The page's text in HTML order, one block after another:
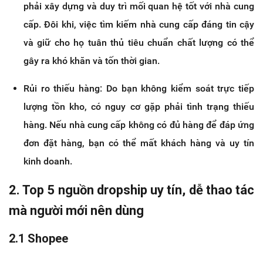
phải xây dựng và duy trì mối quan hệ tốt với nhà cung
cấp. Đôi khi, việc tìm kiếm nhà cung cấp đáng tin cậy
và giữ cho họ tuân thủ tiêu chuẩn chất lượng có thể
gây ra khó khăn và tốn thời gian.
Rủi ro thiếu hàng: Do bạn không kiểm soát trực tiếp
lượng tồn kho, có nguy cơ gặp phải tình trạng thiếu
hàng. Nếu nhà cung cấp không có đủ hàng để đáp ứng
đơn đặt hàng, bạn có thể mất khách hàng và uy tín
kinh doanh.
2. Top 5 nguồn dropship uy tín, dễ thao tác
mà người mới nên dùng
2.1 Shopee